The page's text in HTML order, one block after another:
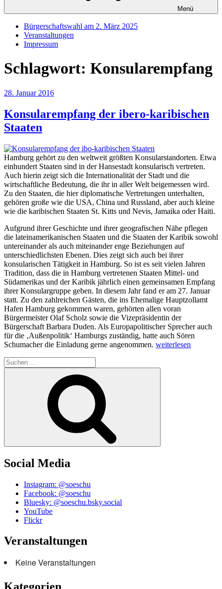
Menü
Bürgerschaftswahl am 2. März 2025
Veranstaltungen
Impressum
Schlagwort: Konsularempfang
Veröffentlicht
28. Januar 2016
Konsularempfang der ibero-karibischen
Staaten
Hamburg gehört zu den weltweit größten Konsularstandorten. Etwa
einhundert Staaten sind in der Hansestadt konsularisch vertreten.
Auch hierin zeigt sich die Internationalität der Stadt und die
wirtschaftliche Bedeutung, die ihr in aller Welt beigemessen wird.
Zu den Staaten, die hier diplomatische Vertretungen unterhalten,
gehören große wie die USA, China und Russland, aber auch kleine
wie die karibischen Staaten St. Kitts und Nevis, Jamaika oder Haiti.
Aufgrund ihrer Geschichte und ihrer geografischen Nähe pflegen
die lateinamerikanischen Staaten und die Staaten der Karibik sowohl
untereinander als auch miteinander enge Beziehungen auf
unterschiedlichsten Ebenen. Dies zeigt sich auch bei ihrer
konsularischen Tätigkeit in Hamburg. So ist es seit vielen Jahren
Tradition, dass die in Hamburg vertretenen Staaten Mittel- und
Südamerikas und der Karibik jährlich einen gemeinsamen Empfang
ihrer Konsulargruppe geben. In diesem Jahr fand er am 27. Januar
statt. Zu den zahlreichen Gästen, die ins Ehemalige Hauptzollamt
Hafen Hamburg gekommen waren, gehörten allen voran
Bürgermeister Olaf Scholz sowie die Vizepräsidentin der
Bürgerschaft Barbara Duden. Als Europapolitischer Sprecher auch
für die ‚Außenpolitik‘ Hamburgs zuständig, hatte auch Sören
Schumacher die Einladung gerne angenommen. „Konsularempfang
karibischen
weiterlesen
Suchen
nach:
Social Media
Instagram: @soeschu
Facebook: @soeschu
Bluesky: @soeschu.bsky.social
YouTube
Flickr
Veranstaltungen
Keine Veranstaltungen